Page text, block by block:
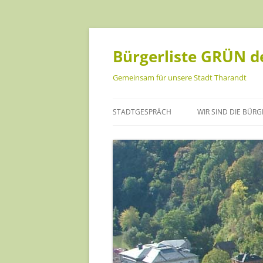
Bürgerliste GRÜN
Gemeinsam für unsere Stadt Tharandt
STADTGESPRÄCH WIR SIND DIE
CHRISTOPH
DANIEL BECKER
HANNA GEIST
INA SCHREINER
JANA FÖRSTER-